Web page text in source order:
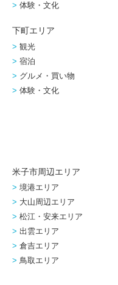
体験・文化
下町エリア
観光
宿泊
グルメ・買い物
体験・文化
米子市周辺エリア
境港エリア
大山周辺エリア
松江・安来エリア
出雲エリア
倉吉エリア
鳥取エリア